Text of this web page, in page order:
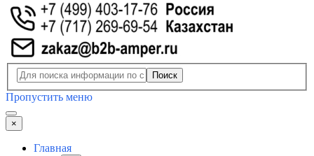
Поиск
Пропустить меню
×
Главная